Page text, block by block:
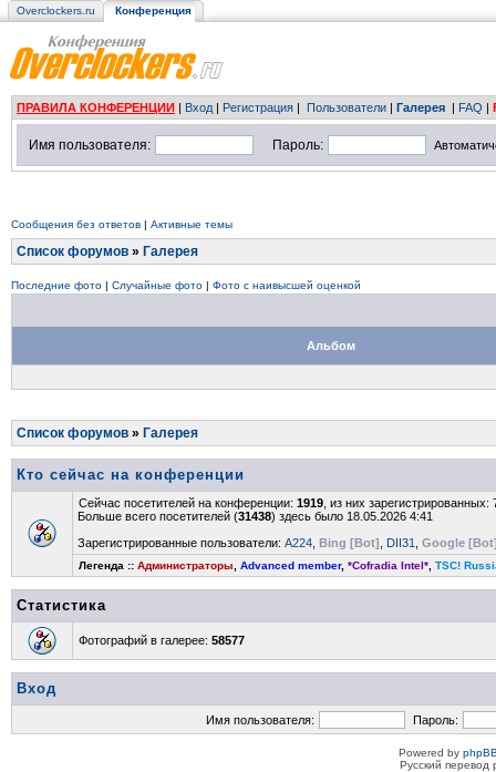
Overclockers.ru Конференция
ПРАВИЛА КОНФЕРЕНЦИИ | Вход | Регистрация | Пользователи | Галерея | FAQ |
Имя пользователя: Пароль:
Сообщения без ответов | Активные темы
Список форумов » Галерея
Последние фото | Случайные фото | Фото с наивысшей оценкой
Альбом
Список форумов » Галерея
Кто сейчас на конференции
Сейчас посетителей на конференции: 1919 , из них
Больше всего посетителей (31438) здесь было 18.05.2026 4:41
Зарегистрированные пользователи: A224 Bing [Bot] DII31 Google
Легенда :: Администраторы Advanced member, *Cofradia Intel* TSC!
Статистика
Фотографий в галерее: 58577
Вход
Имя пользователя: Пароль:
Powered by
Русский